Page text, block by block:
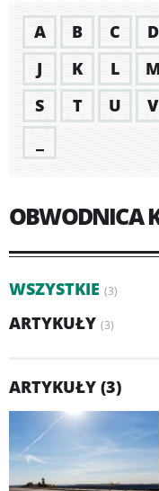
A B C D
J
K L M
S
T U V
OBWODNICA
WSZYSTKIE (3)
ARTYKUŁY (3)
ARTYKUŁY (3)